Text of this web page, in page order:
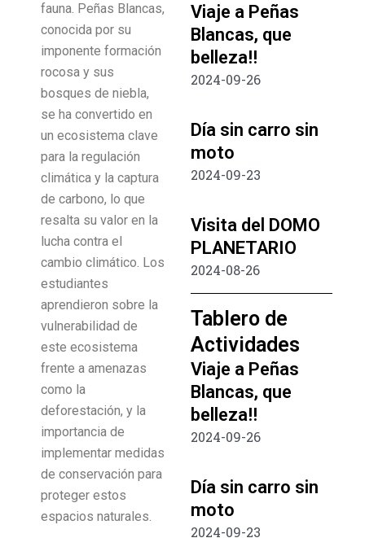
fauna. Peñas Blancas,
conocida por su
imponente formación
rocosa y sus
bosques de niebla,
se ha convertido en
un ecosistema clave
para la regulación
climática y la captura
de carbono, lo que
resalta su valor en la
lucha contra el
cambio climático. Los
estudiantes
aprendieron sobre la
vulnerabilidad de
este ecosistema
frente a amenazas
como la
deforestación, y la
importancia de
implementar medidas
de conservación para
proteger estos
espacios naturales.
Viaje a Peñas
Blancas, que
belleza!!
2024-09-26
Día sin carro sin
moto
2024-09-23
Visita del DOMO
PLANETARIO
2024-08-26
Tablero de
Actividades
Viaje a Peñas
Blancas, que
belleza!!
2024-09-26
Día sin carro sin
moto
2024-09-23